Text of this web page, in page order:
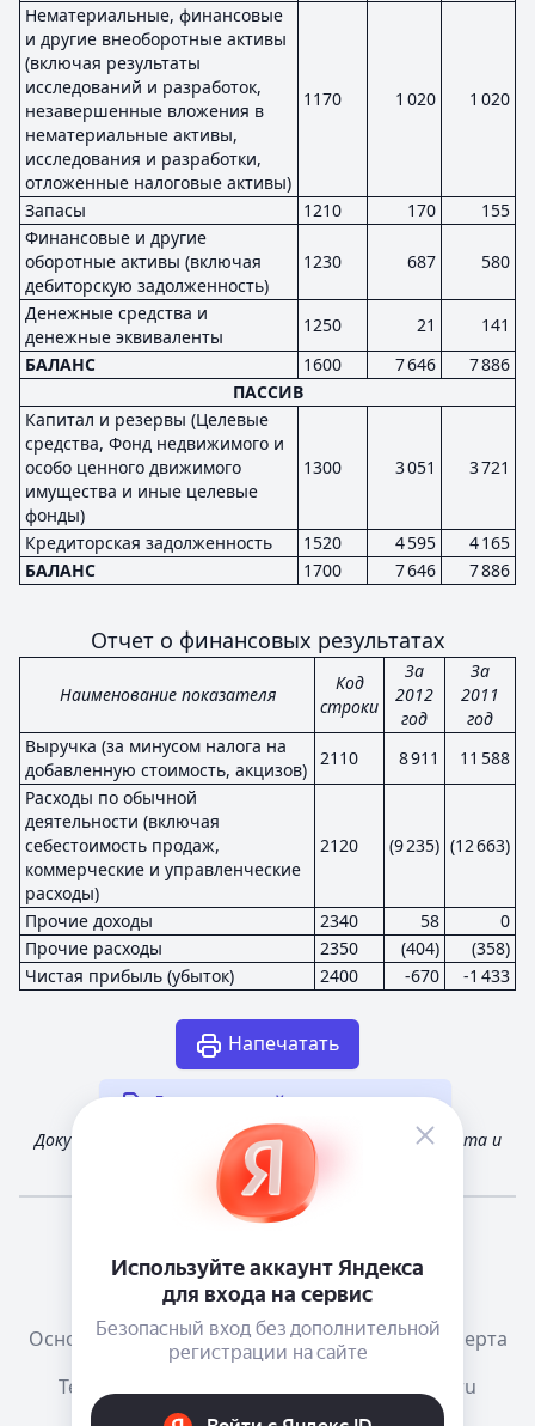
Нематериальные, финансовые
и другие внеоборотные активы
(включая результаты
исследований и разработок,
незавершенные вложения в
нематериальные активы,
исследования и разработки,
отложенные налоговые активы)
1170 1 020 1 020
Запасы 1210 170
155
Финансовые и другие
оборотные активы (включая
дебиторскую задолженность)
1230 687 580
Денежные средства и
денежные эквиваленты
1250 21
141
БАЛАНС
1600 7 646
7 886
ПАССИВ
Капитал и резервы (Целевые
средства, Фонд недвижимого и
особо ценного движимого
имущества и иные целевые
фонды)
1300 3 051 3 721
Кредиторская задолженность 1520 4 595
4 165
БАЛАНС
1700 7 646 7 886
Отчет о финансовых результатах
Наименование показателя
Код
строки
За
2012
год
За
2011
год
Выручка (за минусом налога на
добавленную стоимость, акцизов)
2110 8 911
11 588
Расходы по обычной
деятельности (включая
себестоимость продаж,
коммерческие и управленческие
расходы)
2120 (9 235) (12 663)
Прочие доходы 2340 58
0
Прочие расходы
2350 (404)
(358)
Чистая прибыль (убыток)
2400 -670 -1 433
Напечатать
Другая случайная отчетность
Документ получен из открытых источников Росстата и
Федеральной налоговой службы России
Телеграм канал о сервисе
Основания размещения информации
Оферта
Тема:
mail@e-ecolog.ru